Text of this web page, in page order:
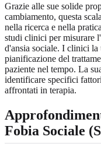
Grazie alle sue solide
cambiamento, questa
nella ricerca e nella
studi clinici per misurare
d'ansia sociale. I clinici
pianificazione del
paziente nel tempo. La
identificare specifici
affrontati in terapia.
Fobia Sociale